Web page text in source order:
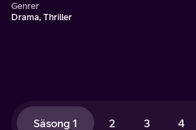
Genrer
Drama, Thriller
Säsong 1 2 3 4